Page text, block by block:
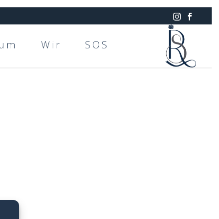
Wir SOS